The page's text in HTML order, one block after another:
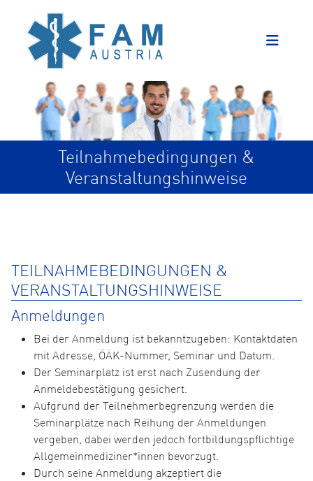
Teilnahmebedingungen &
Veranstaltungshinweise
TEILNAHMEBEDINGUNGEN &
VERANSTALTUNGSHINWEISE
Anmeldungen
Bei der Anmeldung ist bekanntzugeben: Kontaktdaten
mit Adresse, ÖÄK-Nummer, Seminar und Datum.
Der Seminarplatz ist erst nach Zusendung der
Anmeldebestätigung gesichert.
Aufgrund der Teilnehmerbegrenzung werden die
Seminarplätze nach Reihung der Anmeldungen
vergeben, dabei werden jedoch fortbildungspflichtige
Allgemeinmediziner*innen bevorzugt.
Durch seine Anmeldung akzeptiert die